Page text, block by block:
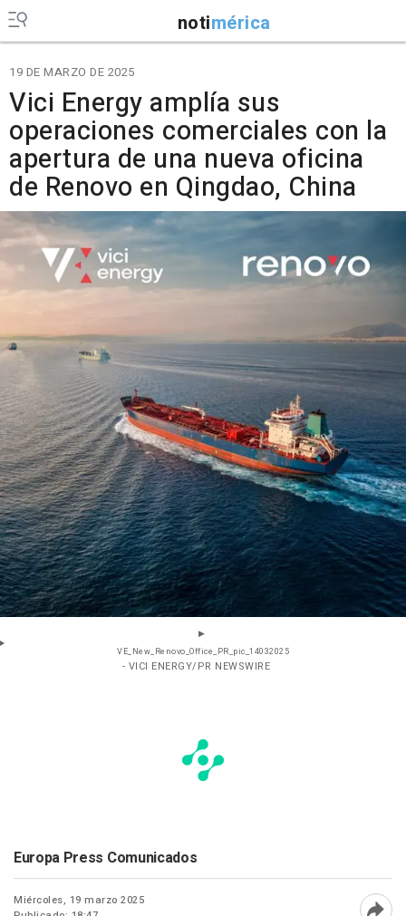
notimérica
19 DE MARZO DE 2025
Vici Energy amplía sus
operaciones comerciales con la
apertura de una nueva oficina
de Renovo en Qingdao, China
VE_New_Renovo_Office_PR_pic_14032025
- VICI ENERGY/PR NEWSWIRE
Europa Press Comunicados
Miércoles, 19 marzo 2025